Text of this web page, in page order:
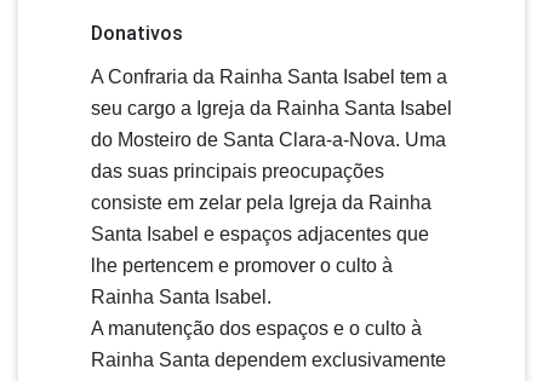
Donativos
A Confraria da Rainha Santa Isabel tem a
seu cargo a Igreja da Rainha Santa Isabel
do Mosteiro de Santa Clara-a-Nova. Uma
das suas principais preocupações
consiste em zelar pela Igreja da Rainha
Santa Isabel e espaços adjacentes que
lhe pertencem e promover o culto à
Rainha Santa Isabel.
A manutenção dos espaços e o culto à
Rainha Santa dependem exclusivamente